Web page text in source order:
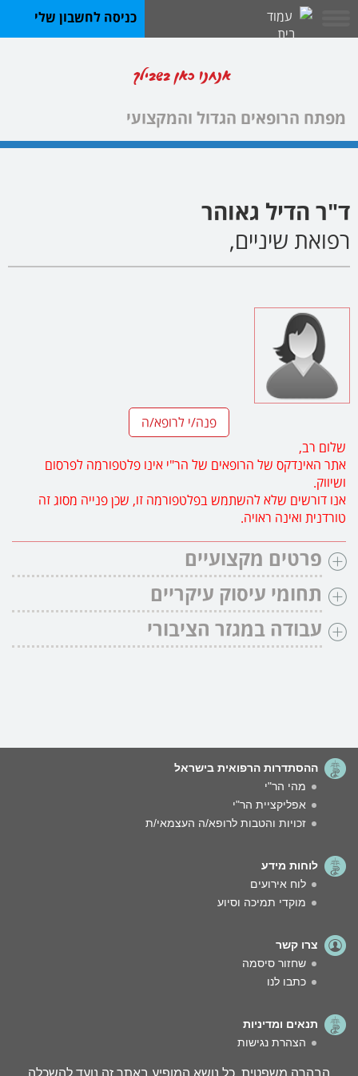
כניסה לחשבון שלי
אנחנו כאן בשבילך
מפתח הרופאים הגדול והמקצועי
ד"ר הדיל גאוהר
רפואת שיניים,
פנה/י לרופא/ה
שלום רב,
אתר האינדקס של הרופאים של הר"י אינו פלטפורמה לפרסום
ושיווק.
אנו דורשים שלא להשתמש בפלטפורמה זו, שכן פנייה מסוג זה
טורדנית ואינה ראויה.
פרטים מקצועיים
תחומי עיסוק עיקריים
עבודה במגזר הציבורי
ההסתדרות הרפואית בישראל
מהי הר"י
אפליקציית הר"י
זכויות והטבות לרופא/ה העצמאי/ת
לוחות מידע
לוח אירועים
מוקדי תמיכה וסיוע
צרו קשר
שחזור סיסמה
כתבו לנו
תנאים ומדיניות
הצהרת נגישות
הבהרה משפטית. כל נושא המופיע באתר זה נועד להשכלה